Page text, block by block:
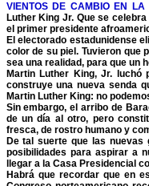
VIENTOS DE CAMBIO EN
Luther King Jr. Que se
el primer presidente
El electorado estadunidense
color de su piel. Tuvieron que
sea una realidad, para que un
Martin Luther King, Jr.
construye una nueva senda
Martin Luther King: no
Sin embargo, el arribo de
de un día al otro, pero
fresca, de rostro humano y
De tal suerte que las nuevas
posibilidades para aspirar a
llegar a la Casa Presidencial
Habrá que recordar que en